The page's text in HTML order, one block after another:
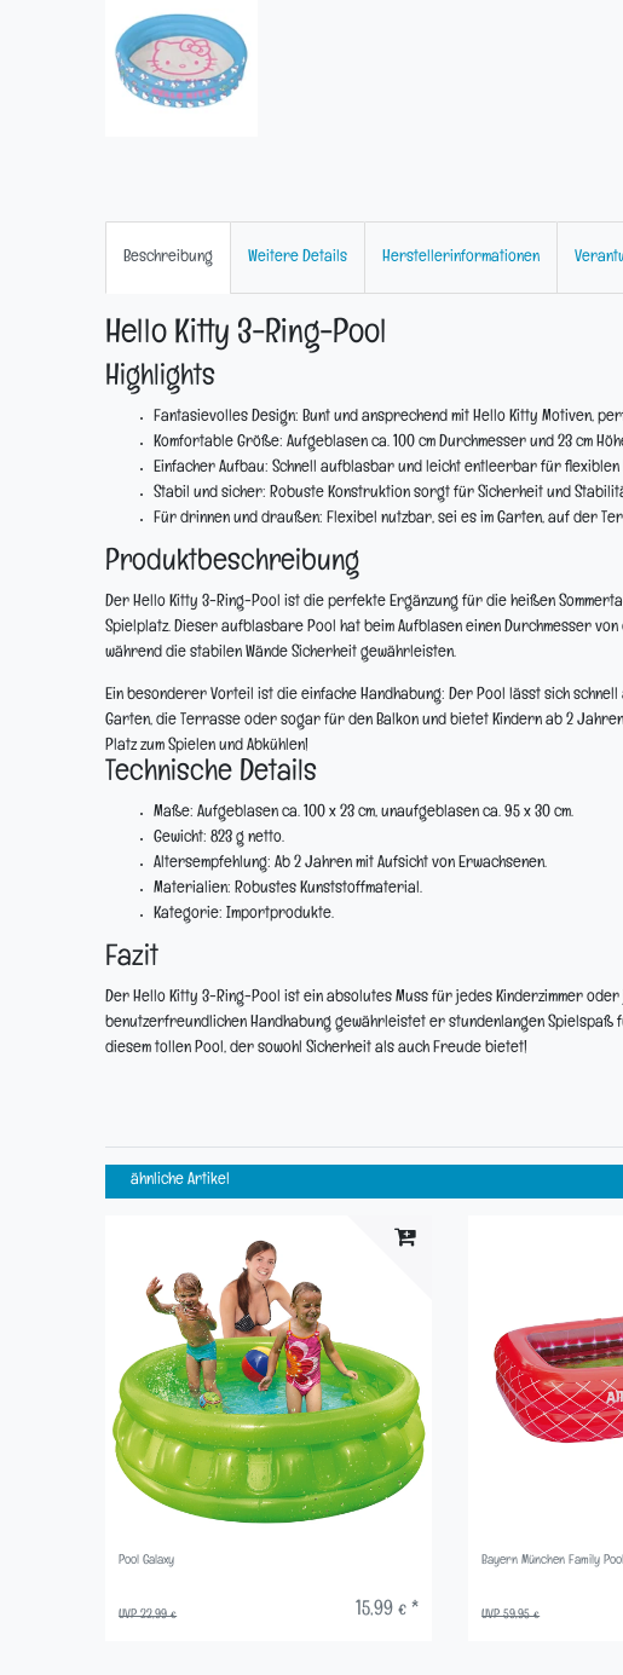
Beschreibung Weitere Details Herstellerinformationen
Hello Kitty 3-Ring-Pool
Highlights
Fantasievolles Design: Bunt und ansprechend mit Hello Kitty Motiven,
Komfortable Größe: Aufgeblasen ca. 100 cm Durchmesser und 23 cm
Einfacher Aufbau: Schnell aufblasbar und leicht entleerbar für flexiblen
Stabil und sicher: Robuste Konstruktion sorgt für Sicherheit und
Für drinnen und draußen: Flexibel nutzbar, sei es im Garten, auf der
Produktbeschreibung
Der Hello Kitty 3-Ring-Pool ist die perfekte Ergänzung für die heißen
Spielplatz. Dieser aufblasbare Pool hat beim Aufblasen einen Durchmesser
während die stabilen Wände Sicherheit gewährleisten.
Ein besonderer Vorteil ist die einfache Handhabung: Der Pool lässt sich
Garten, die Terrasse oder sogar für den Balkon und bietet Kindern ab 2
Platz zum Spielen und Abkühlen!
Technische Details
Maße: Aufgeblasen ca. 100 x 23 cm, unaufgeblasen ca. 95 x 30 cm.
Gewicht: 823 g netto.
Altersempfehlung: Ab 2 Jahren mit Aufsicht von Erwachsenen.
Materialien: Robustes Kunststoffmaterial.
Kategorie: Importprodukte.
Fazit
Der Hello Kitty 3-Ring-Pool ist ein absolutes Muss für jedes Kinderzimmer
benutzerfreundlichen Handhabung gewährleistet er stundenlangen Spielspaß
diesem tollen Pool, der sowohl Sicherheit als auch Freude bietet!
ähnliche Artikel
Pool Galaxy
UVP 22,99 € 15,99 € *
Bayern München Family
UVP 59,95 €